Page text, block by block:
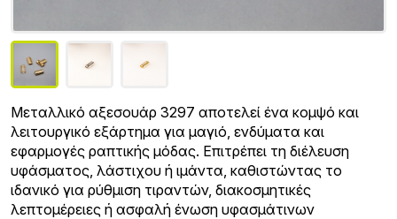
Μεταλλικό αξεσουάρ 3297 αποτελεί ένα κομψό και
λειτουργικό εξάρτημα για μαγιό, ενδύματα και
εφαρμογές ραπτικής μόδας. Επιτρέπει τη διέλευση
υφάσματος, λάστιχου ή ιμάντα, καθιστώντας το
ιδανικό για ρύθμιση τιραντών, διακοσμητικές
λεπτομέρειες ή ασφαλή ένωση υφασμάτινων